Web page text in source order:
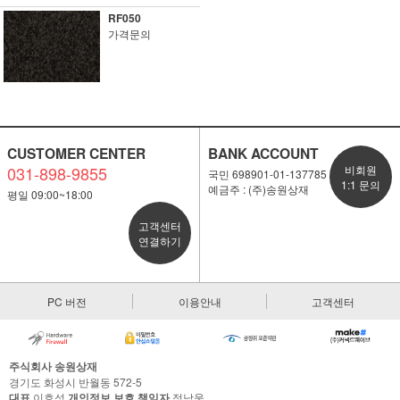
RF050
가격문의
CUSTOMER CENTER
031-898-9855
평일 09:00~18:00
고객센터
연결하기
BANK ACCOUNT
국민 698901-01-137785
예금주 : (주)송원상재
비회원
1:1 문의
PC 버전 이용안내 고객센터
주식회사 송원상재
경기도 화성시 반월동 572-5